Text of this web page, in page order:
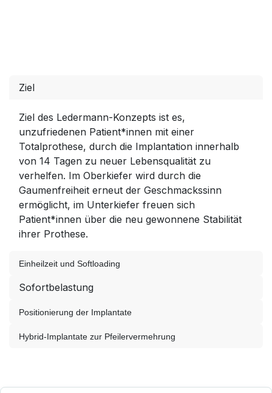
Ziel
Ziel des Ledermann-Konzepts ist es,
unzufriedenen Patient*innen mit einer
Totalprothese, durch die Implantation innerhalb
von 14 Tagen zu neuer Lebensqualität zu
verhelfen. Im Oberkiefer wird durch die
Gaumenfreiheit erneut der Geschmackssinn
ermöglicht, im Unterkiefer freuen sich
Patient*innen über die neu gewonnene Stabilität
ihrer Prothese.
Einheilzeit und Softloading
Sofortbelastung
Positionierung der Implantate
Hybrid-Implantate zur Pfeilervermehrung